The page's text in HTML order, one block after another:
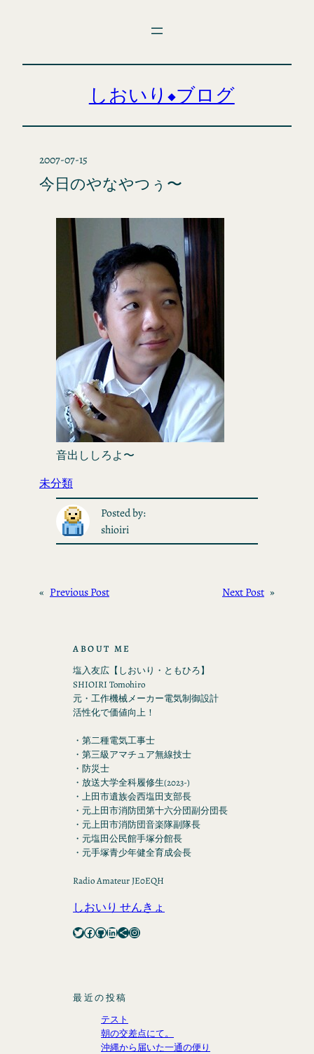
しおいり◆ブログ
2007-07-15
今日のやなやつぅ〜
音出ししろよ〜
未分類
Posted by:
shioiri
« Previous Post Next Post »
ABOUT ME
塩入友広【しおいり・ともひろ】
SHIOIRI Tomohiro
元・工作機械メーカー電気制御設計
活性化で価値向上！
・第二種電気工事士
・第三級アマチュア無線技士
・防災士
・放送大学全科履修生(2023-)
・上田市遺族会西塩田支部長
・元上田市消防団第十六分団副分団長
・元上田市消防団音楽隊副隊長
・元塩田公民館手塚分館長
・元手塚青少年健全育成会長
Radio Amateur JE0EQH
しおいり せんきょ
Twitter Facebook GitHub LinkedIn Share Icon Instagram
最近の投稿
テスト
朝の交差点にて。
沖縄から届いた一通の便り